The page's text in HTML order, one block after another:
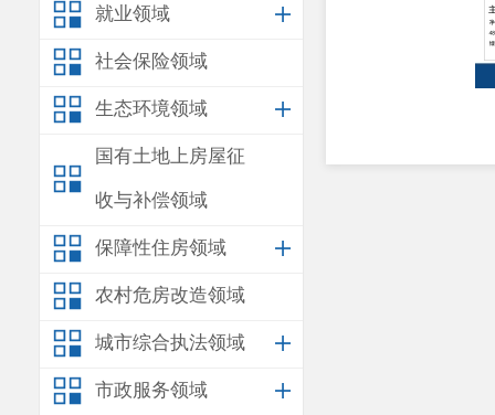
就业领域
社会保险领域
生态环境领域
国有土地上房屋征
收与补偿领域
保障性住房领域
农村危房改造领域
城市综合执法领域
市政服务领域